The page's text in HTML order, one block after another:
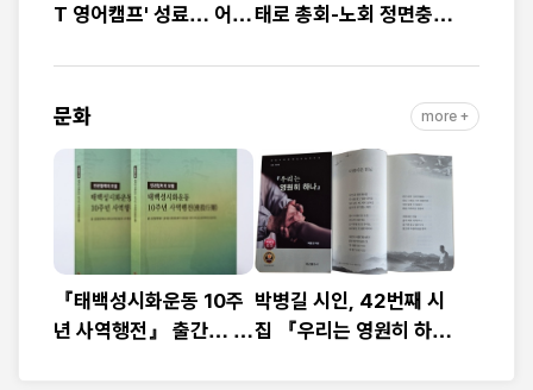
T 영어캠프' 성료… 어린
로 하나
태로 총회-노회 정면충
‘빨간불’
문화 more +
『태백성시화운동 10주
년 사역행전』 출간… 교
박병길 시인, 42번째 시
집 『우리는 영원히 하